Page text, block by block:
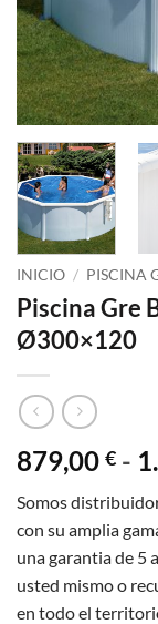
INICIO / PISCINA
Piscina Gre
Ø300×120
879,00 € -
Somos
con su amplia
una garantia de 5
usted mismo o
en todo el